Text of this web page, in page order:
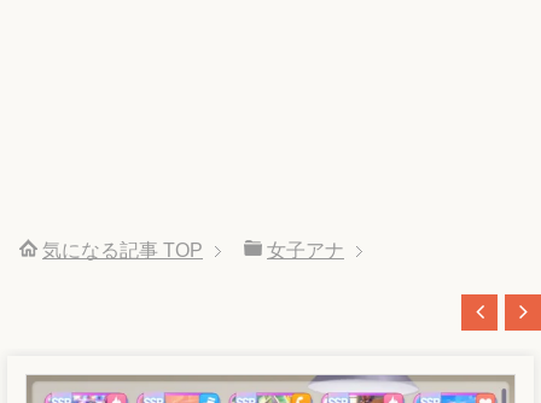
気になる記事 TOP 女子アナ